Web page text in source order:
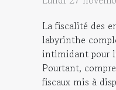
La fiscalité des
labyrinthe
intimidant pour
Pourtant,
fiscaux mis à